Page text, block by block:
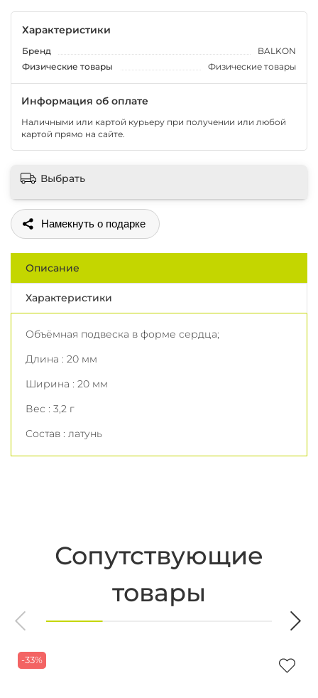
Характеристики
Бренд
BALKON
Физические товары
Физические товары
Информация об оплате
Наличными или картой курьеру при получении или любой
картой прямо на сайте.
Выбрать
Поделиться
Описание
Характеристики
Объёмная подвеска в форме сердца;
Длина : 20 мм
Ширина : 20 мм
Вес : 3,2 г
Состав : латунь
Сопутствующие
товары
-33%